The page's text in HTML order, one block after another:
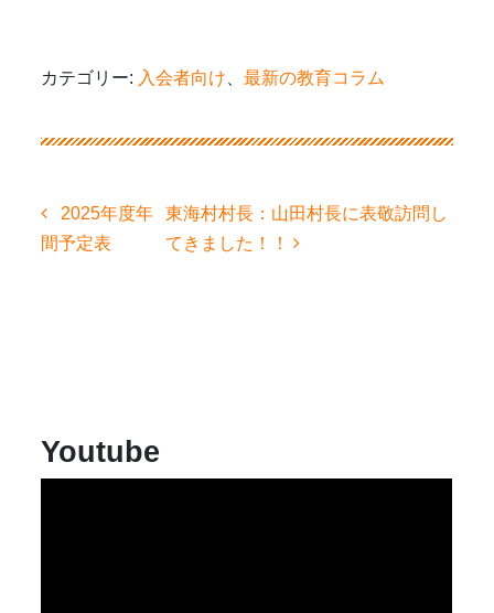
カテゴリー: 入会者向け 、最新の教育コラム
投
ナ
2025年度年
間予定表
東海村村長：山田村長に表敬訪問し
てきました！！
Youtube